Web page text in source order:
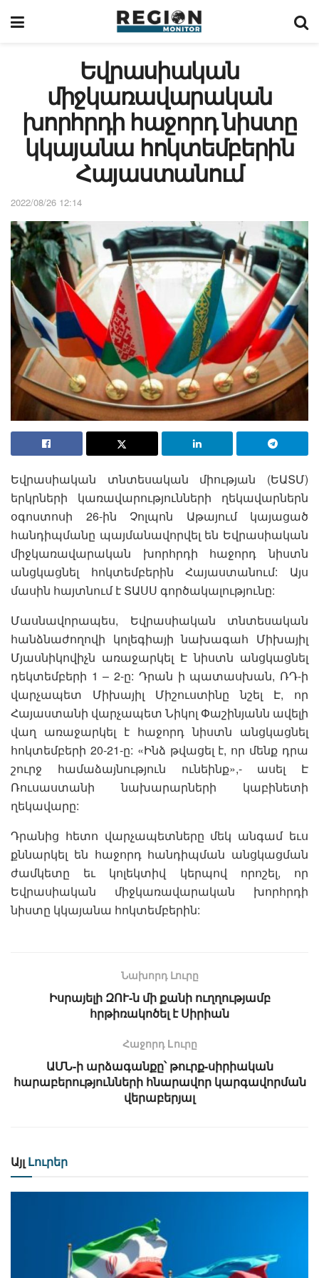
Եվրասիական
միջկառավարական
խորհրդի հաջորդ նիստը
կկայանա հոկտեմբերին
Հայաստանում
2022/08/26 12:14
Եվրասիական տնտեսական միության (ԵԱՏՄ)
երկրների կառավարությունների ղեկավարներն
օգոստոսի 26-ին Չոլպոն Աթայում կայացած
հանդիպմանը պայմանավորվել են Եվրասիական
միջկառավարական խորհրդի հաջորդ նիստն
անցկացնել հոկտեմբերին Հայաստանում: Այս
մասին հայտնում է ՏԱՍՍ գործակալությունը:
Մասնավորապես, Եվրասիական տնտեսական
հանձնաժողովի կոլեգիայի նախագահ Միխայիլ
Մյասնիկովիչն առաջարկել Է նիստն անցկացնել
դեկտեմբերի 1 – 2-ը: Դրան ի պատասխան, ՌԴ-ի
վարչապետ Միխայիլ Միշուստինը նշել Է, որ
Հայաստանի վարչապետ Նիկոլ Փաշինյանն ավելի
վաղ առաջարկել է հաջորդ նիստն անցկացնել
հոկտեմբերի 20-21-ը: «Ինձ թվացել է, որ մենք դրա
շուրջ համաձայնություն ունեինք»,- ասել Է
Ռուսաստանի նախարարների կաբինետի
ղեկավարը:
Դրանից հետո վարչապետները մեկ անգամ եւս
քննարկել են հաջորդ հանդիպման անցկացման
ժամկետը եւ կոլեկտիվ կերպով որոշել, որ
Եվրասիական միջկառավարական խորհրդի
նիստը կկայանա հոկտեմբերին:
Նախորդ Լուրը
Իսրայելի ԶՈՒ-ն մի քանի ուղղությամբ
հրթիռակոծել է Սիրիան
Հաջորդ Lուրը
ԱՄՆ-ի արձագանքը՝ թուրք-սիրիական
հարաբերությունների հնարավոր կարգավորման
վերաբերյալ
Այլ Լուրեր